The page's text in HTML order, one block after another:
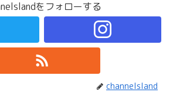
をフォローする
channelsland